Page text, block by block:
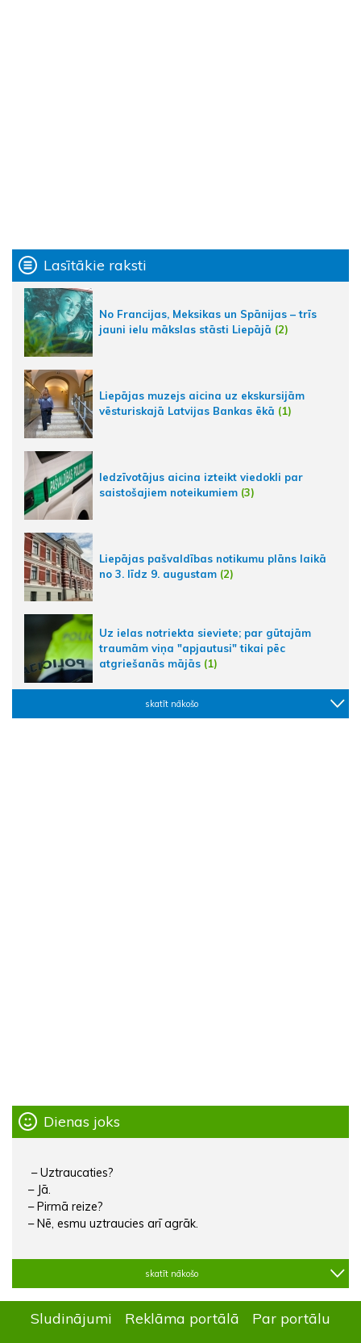
Lasītākie raksti
No Francijas, Meksikas un Spānijas – trīs
jauni ielu mākslas stāsti Liepājā (2)
Liepājas muzejs aicina uz ekskursijām
vēsturiskajā Latvijas Bankas ēkā (1)
Iedzīvotājus aicina izteikt viedokli par
saistošajiem noteikumiem (3)
Liepājas pašvaldības notikumu plāns laikā
no 3. līdz 9. augustam (2)
Uz ielas notriekta sieviete; par gūtajām
traumām viņa "apjautusi" tikai pēc
atgriešanās mājās (1)
skatīt nākošo
Dienas joks
– Uztraucaties?
– Jā.
– Pirmā reize?
– Nē, esmu uztraucies arī agrāk.
skatīt nākošo
Sludinājumi Reklāma portālā
Par portālu